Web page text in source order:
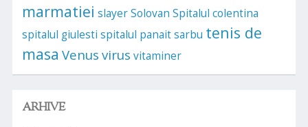
marmatiei slayerSolovan Spitalul colentina
spitalul giulesti spitalul panait sarbu tenis de
masa Venus virus vitaminer
ARHIVE